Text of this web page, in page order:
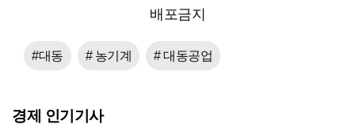
배포금지
#대동 # 농기계 # 대동공업
경제 인기기사